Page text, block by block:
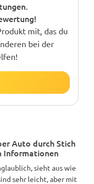
mit, das du
bei der
Auto durch Stich
Informationen
sieht aus wie
sehr leicht, aber mit